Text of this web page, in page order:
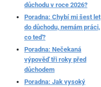
důchodu v roce 2026?
Poradna: Chybí mi šest let
do důchodu, nemám práci,
co teď?
Poradna: Nečekaná
výpověď tři roky před
důchodem
Poradna: Jak vysoký